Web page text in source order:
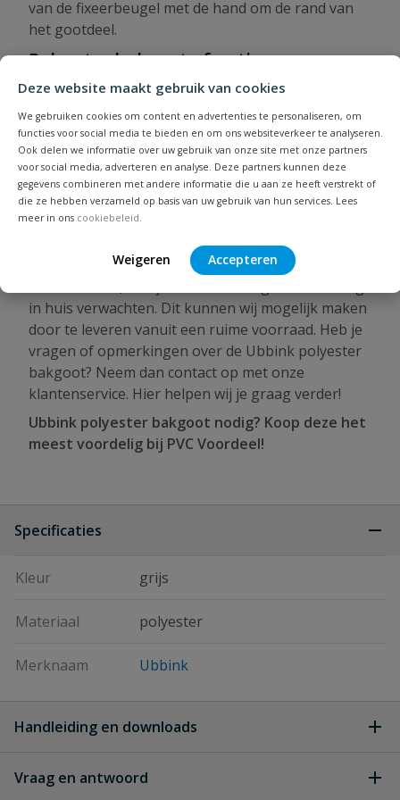
Deze website maakt gebruik van cookies
We gebruiken cookies om content en advertenties te personaliseren, om
functies voor social media te bieden en om ons websiteverkeer te analyseren.
Ook delen we informatie over uw gebruik van onze site met onze partners
voor social media, adverteren en analyse. Deze partners kunnen deze
gegevens combineren met andere informatie die u aan ze heeft verstrekt of
die ze hebben verzameld op basis van uw gebruik van hun services. Lees
meer in ons cookiebeleid.
Weigeren Accepteren
van de fixeerbeugel met de hand om de rand van
het gootdeel.
Polyester bakgoot afmetingen
De Ubbink polyester bakgoten hebben een lengte
van 6 meter en zijn beschikbaar in de volgende
afmetingen:
120mm
170mm
205mm
Wanneer je vandaag nog jouw bakgoot koopt bij
in huis verwachten. Dit kunnen wij mogelijk maken
door te leveren vanuit een ruime voorraad. Heb je
vragen of opmerkingen over de Ubbink polyester
bakgoot? Neem dan contact op met onze
klantenservice. Hier helpen wij je graag verder!
Ubbink polyester bakgoot nodig? Koop deze het
meest voordelig bij PVC Voordeel!
Specificaties
Kleur grijs
Materiaal polyester
Merknaam Ubbink
Handleiding en downloads
ubbink_instructie_bakgoten
Vraag en antwoord